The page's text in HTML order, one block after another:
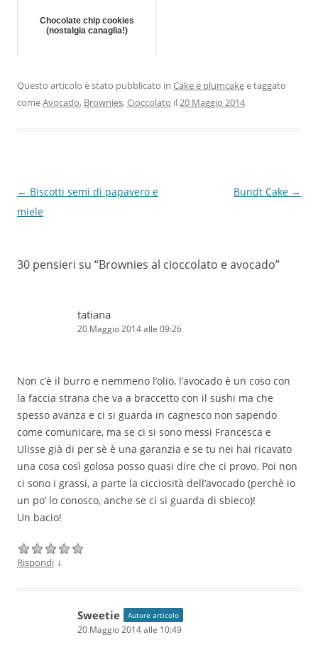
Chocolate chip cookies
(nostalgia canaglia!)
Questo articolo è stato pubblicato in Cake e plumcakee taggato
comeAvocado, Brownies,Cioccolato il20 Maggio 2014
Navigazione
articolo
← Biscotti semi di papavero e
miele
Bundt Cake →
30 pensieri su “Brownies al cioccolato e avocado”
tatiana
20 Maggio 2014 alle 09:26
Non c’è il burro e nemmeno l’olio, l’avocado è un coso con
la faccia strana che va a braccetto con il sushi ma che
spesso avanza e ci si guarda in cagnesco non sapendo
come comunicare, ma se ci si sono messi Francesca e
Ulisse già di per sè è una garanzia e se tu nei hai ricavato
una cosa così golosa posso quasi dire che ci provo. Poi non
ci sono i grassi, a parte la cicciosità dell’avocado (perchè io
un po’ lo conosco, anche se ci si guarda di sbieco)!
Un bacio!
Rispondi ↓
Sweetie Autore articolo
20 Maggio 2014 alle 10:49